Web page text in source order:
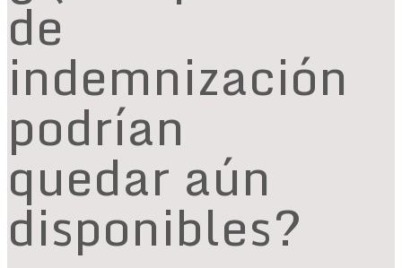
de
indemnización
podrían
quedar aún
disponibles?